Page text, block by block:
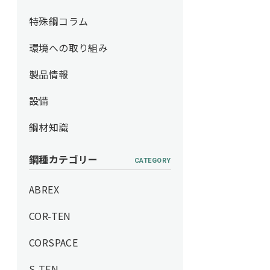
特殊鋼コラム
環境への取り組み
製品情報
設備
鋼材知識
鋼種カテゴリー CATEGORY
ABREX
COR-TEN
CORSPACE